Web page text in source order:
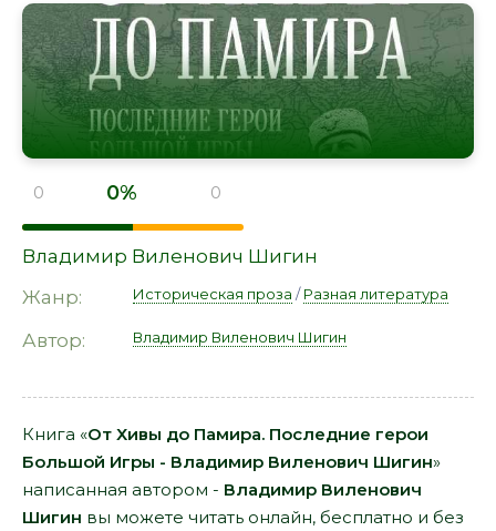
0 0% 0
Владимир Виленович Шигин
Жанр:
Историческая проза /Разная литература
Автор: Владимир Виленович Шигин
Книга «От Хивы до Памира. Последние герои
Большой Игры - Владимир Виленович Шигин»
написанная автором - Владимир Виленович
Шигин вы можете читать онлайн, бесплатно и без